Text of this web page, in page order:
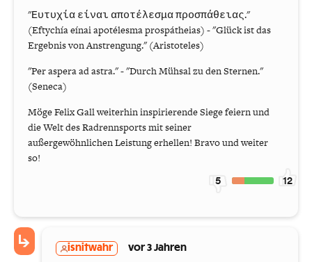
"Ευτυχία είναι αποτέλεσμα προσπάθειας."
(Eftychía eínai apotélesma prospátheias) - "Glück ist das
Ergebnis von Anstrengung." (Aristoteles)
"Per aspera ad astra." - "Durch Mühsal zu den Sternen."
(Seneca)
Möge Felix Gall weiterhin inspirierende Siege feiern und
die Welt des Radrennsports mit seiner
außergewöhnlichen Leistung erhellen! Bravo und weiter
so!
5 12
isnitwahr vor 3 Jahren